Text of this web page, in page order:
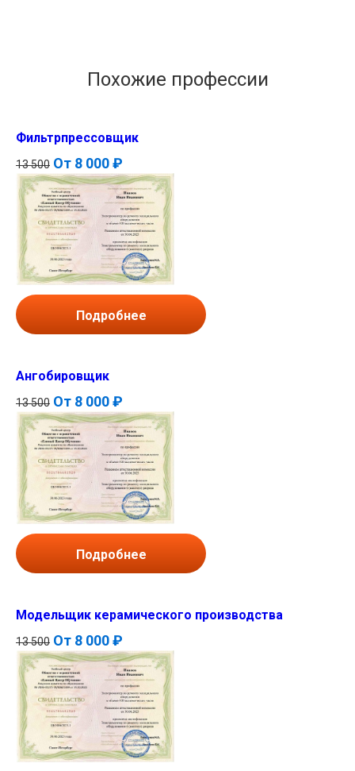
Похожие профессии
Фильтрпрессовщик
13 500 От 8 000 ₽
Подробнее
Ангобировщик
13 500 От 8 000 ₽
Подробнее
Модельщик керамического производства
13 500 От 8 000 ₽